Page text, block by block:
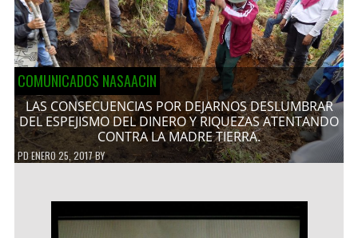
COMUNICADOS NASAACIN
LAS CONSECUENCIAS POR DEJARNOS DESLUMBRAR
DEL ESPEJISMO DEL DINERO Y RIQUEZAS ATENTANDO
CONTRA LA MADRE TIERRA.
PDENERO 25, 2017BY